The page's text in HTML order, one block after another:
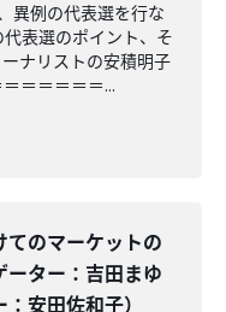
異例の代表選を行な
表選のポイント、そ
ナリストの安積明子
＝＝＝＝＝...
てのマーケットの
ーター：吉田まゆ
安田佐和子）